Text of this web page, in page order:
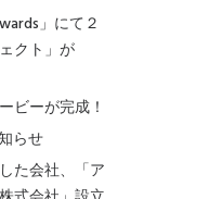
」にて２
クト」が
ビーが完成！
らせ
た会社、「ア